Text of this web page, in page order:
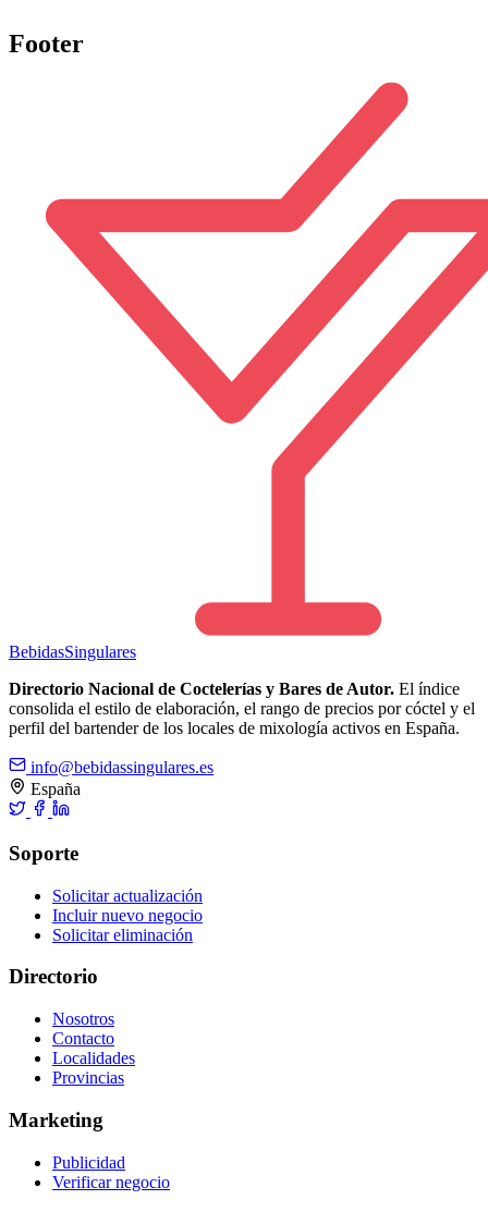
Footer
BebidasSingulares
Directorio Nacional de Coctelerías y Bares de Autor. El índice
consolida el estilo de elaboración, el rango de precios por cóctel y el
perfil del bartender de los locales de mixología activos en España.
info@bebidassingulares.es
España
Soporte
Solicitar actualización
Incluir nuevo negocio
Solicitar eliminación
Directorio
Nosotros
Contacto
Localidades
Provincias
Marketing
Publicidad
Verificar negocio